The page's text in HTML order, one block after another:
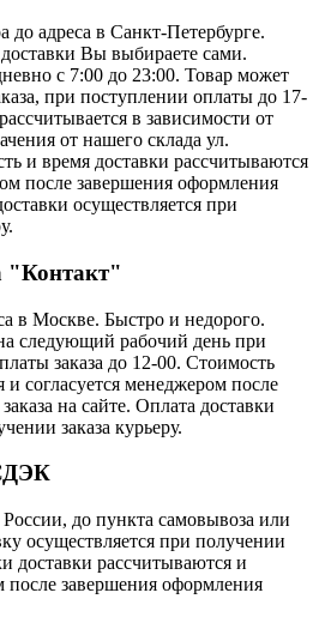
до адреса в Санкт-Петербурге.
Вы выбираете сами.
с 7:00 до 23:00. Товар может
при поступлении оплаты до 17-
в зависимости от
от нашего склада ул.
и время доставки рассчитываются
после завершения оформления
осуществляется при
"Контакт"
в Москве. Быстро и недорого.
следующий рабочий день при
заказа до 12-00. Стоимость
и согласуется менеджером после
на сайте. Оплата доставки
заказа курьеру.
до пункта самовывоза или
осуществляется при получении
доставки рассчитываются и
после завершения оформления